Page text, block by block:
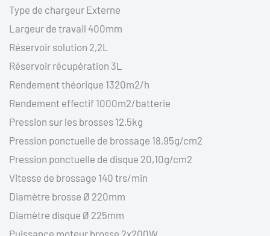
Type de chargeur Externe
Largeur de travail 400mm
Réservoir solution 2,2L
Réservoir récupération 3L
Rendement théorique 1320m2/h
Rendement effectif 1000m2/batterie
Pression sur les brosses 12,5kg
Pression ponctuelle de brossage 18,95g/cm2
Pression ponctuelle de disque 20,10g/cm2
Vitesse de brossage 140 trs/min
Diamètre brosse Ø 220mm
Diamètre disque Ø 225mm